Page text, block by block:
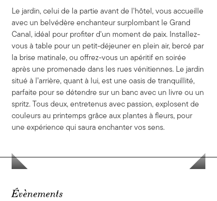
Le jardin, celui de la partie avant de l'hôtel, vous accueille
avec un belvédère enchanteur surplombant le Grand
Canal, idéal pour profiter d'un moment de paix. Installez-
vous à table pour un petit-déjeuner en plein air, bercé par
la brise matinale, ou offrez-vous un apéritif en soirée
après une promenade dans les rues vénitiennes. Le jardin
situé à l’arrière, quant à lui, est une oasis de tranquillité,
parfaite pour se détendre sur un banc avec un livre ou un
spritz. Tous deux, entretenus avec passion, explosent de
couleurs au printemps grâce aux plantes à fleurs, pour
une expérience qui saura enchanter vos sens.
Évènements